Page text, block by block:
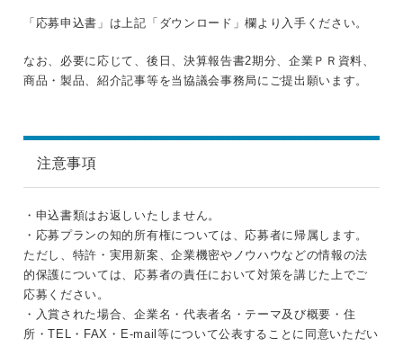
「応募申込書」は上記「ダウンロード」欄より入手ください。
なお、必要に応じて、後日、決算報告書2期分、企業ＰＲ資料、
商品・製品、紹介記事等を当協議会事務局にご提出願います。
注意事項
・申込書類はお返しいたしません。
・応募プランの知的所有権については、応募者に帰属します。
ただし、特許・実用新案、企業機密やノウハウなどの情報の法
的保護については、応募者の責任において対策を講じた上でご
応募ください。
・入賞された場合、企業名・代表者名・テーマ及び概要・住
所・TEL・FAX・E-mail等について公表することに同意いただい